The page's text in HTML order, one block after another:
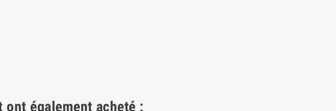
également acheté :